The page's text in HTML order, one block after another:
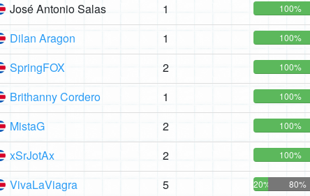
José Antonio Salas 1 100%
Dilan Aragon 1 100%
SpringFOX 2 100%
Brithanny Cordero 1 100%
MistaG 2 100%
xSrJotAx 2 100%
VivaLaViagra 5 20% 80%